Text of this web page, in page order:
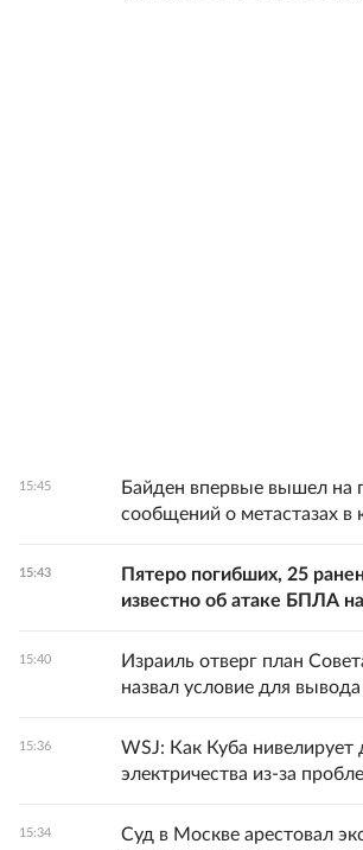
15:45
Байден впервые вышел на
сообщений о метастазах в
15:43
Пятеро погибших, 25
известно об атаке БПЛА
15:40
Израиль отверг план
назвал условие для
15:36
WSJ: Как Куба нивелирует
электричества из-за
15:34
Суд в Москве арестовал